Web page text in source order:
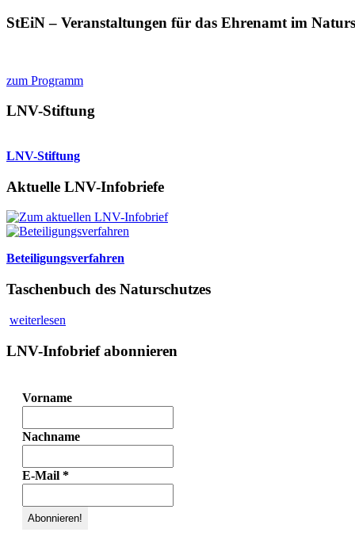
StEiN – Veranstaltungen für das Ehrenamt im
zum Programm
LNV-Stiftung
LNV-Stiftung
Aktuelle LNV-Infobriefe
Beteiligungsverfahren
Taschenbuch des Naturschutzes
weiterlesen
LNV-Infobrief abonnieren
Vorname
Nachname
E-Mail *